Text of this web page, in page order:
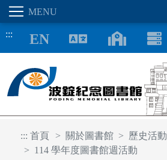
:::
::: 首頁 關於圖書館
歷史活動
114 學年度圖書館週活動